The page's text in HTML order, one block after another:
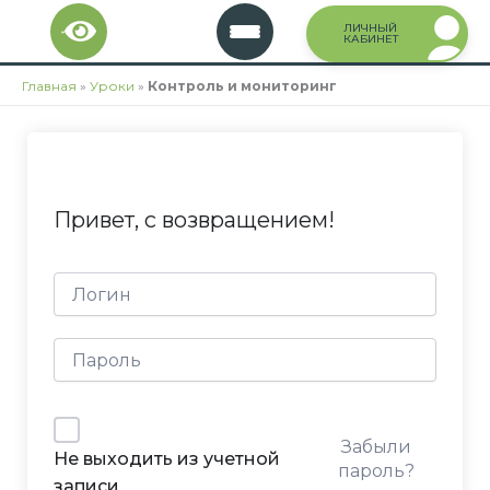
Перейти
содержимому
ЛИЧНЫЙ
КАБИНЕТ
Главная » Уроки » Контроль и мониторинг
Привет, с возвращением!
Не выходить из учетной
Забыли
пароль?